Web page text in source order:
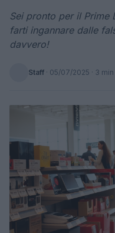
Sei pronto per il Prime
farti ingannare dalle
davvero!
Staff · 05/07/2025 · 3 min